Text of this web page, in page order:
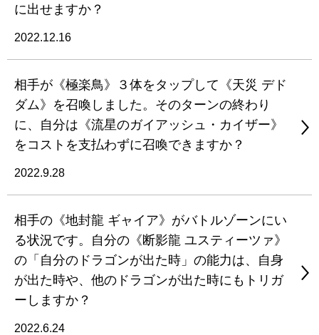
に出せますか？
2022.12.16
相手が《極楽鳥》３体をタップして《天災 デド
ダム》を召喚しました。そのターンの終わり
に、自分は《流星のガイアッシュ・カイザー》
をコストを支払わずに召喚できますか？
2022.9.28
相手の《地封龍 ギャイア》がバトルゾーンにい
る状況です。自分の《断影龍 ユスティーツァ》
の「自分のドラゴンが出た時」の能力は、自身
が出た時や、他のドラゴンが出た時にもトリガ
ーしますか？
2022.6.24